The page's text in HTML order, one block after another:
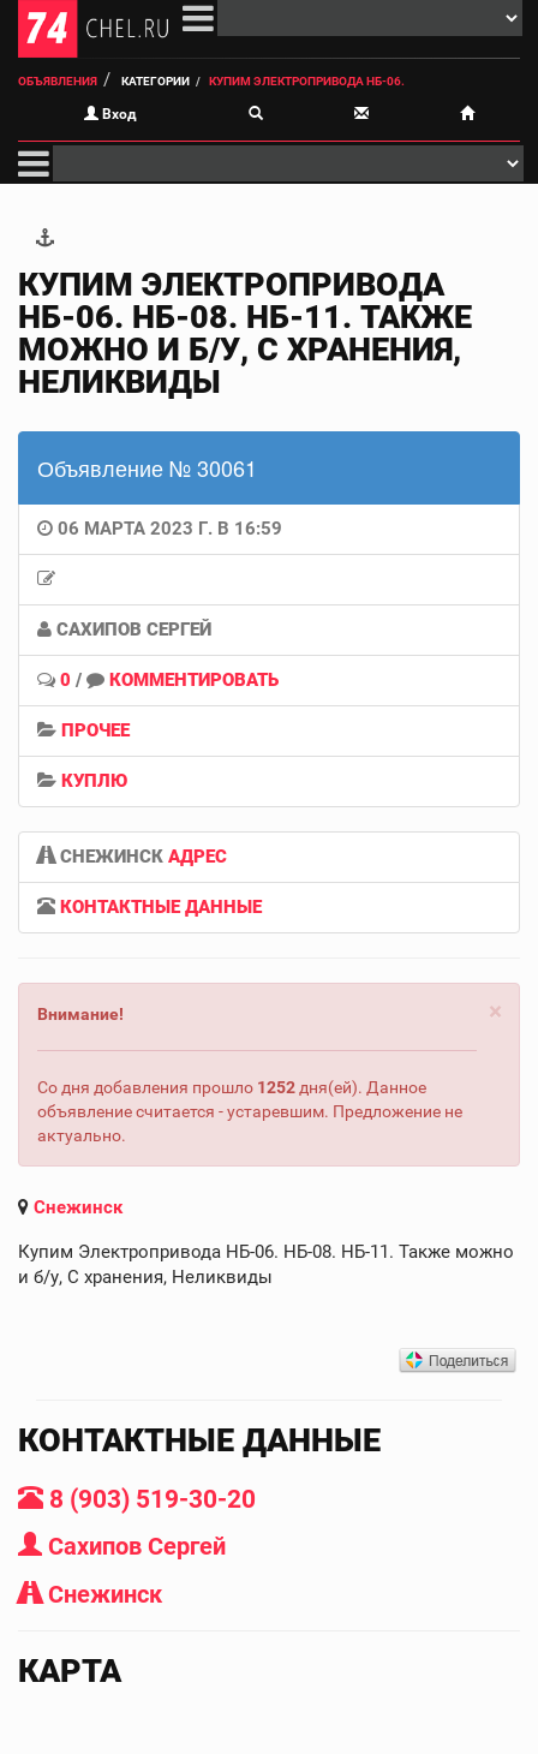
ОБЪЯВЛЕНИЯ КАТЕГОРИИ КУПИМ ЭЛЕКТРОПРИВОДА НБ-06.
Вход
КУПИМ ЭЛЕКТРОПРИВОДА
НБ-06. НБ-08. НБ-11. ТАКЖЕ
МОЖНО И Б/У, С ХРАНЕНИЯ,
НЕЛИКВИДЫ
Объявление № 30061
06 МАРТА 2023 Г. В 16:59
САХИПОВ СЕРГЕЙ
0 / КОММЕНТИРОВАТЬ
ПРОЧЕЕ
КУПЛЮ
СНЕЖИНСК АДРЕС
КОНТАКТНЫЕ ДАННЫЕ
×
Внимание!
Со дня добавления прошло 1252 дня(ей). Данное
объявление считается - устаревшим. Предложение не
актуально.
Снежинск
Купим Электропривода НБ-06. НБ-08. НБ-11. Также можно
и б/у, С хранения, Неликвиды
КОНТАКТНЫЕ ДАННЫЕ
8 (903) 519-30-20
Сахипов Сергей
Снежинск
КАРТА